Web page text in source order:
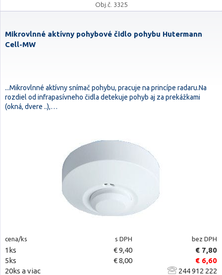
Obj.č. 3325
Mikrovlnné aktívny pohybové čidlo pohybu Hutermann
Cell-MW
...Mikrovlnné aktívny snímač pohybu, pracuje na princípe radaru.Na
rozdiel od infrapasívneho čidla detekuje pohyb aj za prekážkami
(okná, dvere ..),…
cena/ks s DPH bez DPH
1ks € 9,40
€ 7,80
5ks
€ 8,00
€ 6,60
20ks a viac
244 912 222